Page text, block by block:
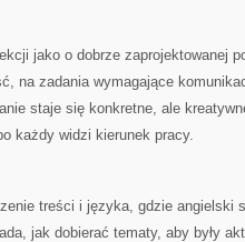
jako o dobrze zaprojektowanej
na zadania wymagające
staje się konkretne, ale
każdy widzi kierunek pracy.
treści i języka, gdzie angielski
jak dobierać tematy, aby były